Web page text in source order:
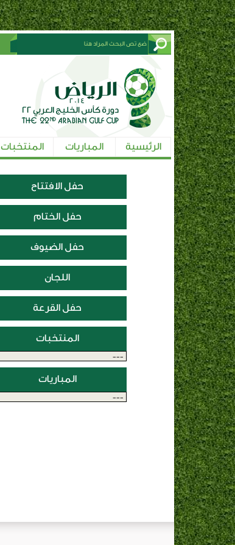
الرئيسية المباريات المنتخبات
حفل الافتتاح
حفل الختام
حفل الضيوف
اللجان
حفل القرعة
المنتخبات
المباريات